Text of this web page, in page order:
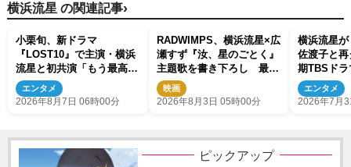
横浜流星 の関連記事›
小栗旬、新ドラマ
『LOST10』で主演・横浜
流星と初共演「もう最高で
す」
エンタメ
2026年8月7日 06時00分
RADWIMPS、横浜流星×広
瀬すず『汝、星のごとく』
主題歌を書き下ろし 最新
予告＆新ビジュアル解禁
映画
2026年8月3日 05時00分
横浜流星
佐渡子と
期TBSド
で主演
エンタメ
2026年7月
ピックアップ